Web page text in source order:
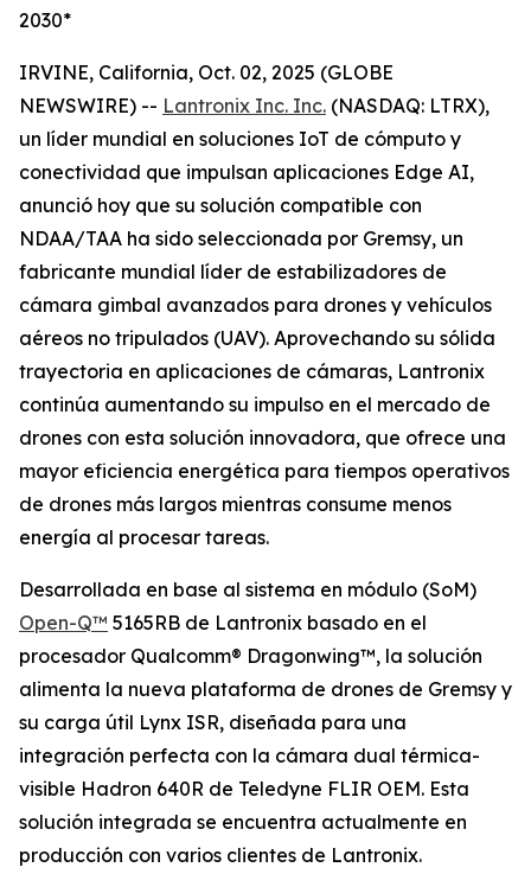
2030*
IRVINE, California, Oct. 02, 2025 (GLOBE
NEWSWIRE) -- Lantronix Inc. Inc. (NASDAQ: LTRX),
un líder mundial en soluciones IoT de cómputo y
conectividad que impulsan aplicaciones Edge AI,
anunció hoy que su solución compatible con
NDAA/TAA ha sido seleccionada por Gremsy, un
fabricante mundial líder de estabilizadores de
cámara gimbal avanzados para drones y vehículos
aéreos no tripulados (UAV). Aprovechando su sólida
trayectoria en aplicaciones de cámaras, Lantronix
continúa aumentando su impulso en el mercado de
drones con esta solución innovadora, que ofrece una
mayor eficiencia energética para tiempos operativos
de drones más largos mientras consume menos
energía al procesar tareas.
Desarrollada en base al sistema en módulo (SoM)
Open-Q™ 5165RB de Lantronix basado en el
procesador Qualcomm® Dragonwing™, la solución
alimenta la nueva plataforma de drones de Gremsy y
su carga útil Lynx ISR, diseñada para una
integración perfecta con la cámara dual térmica-
visible Hadron 640R de Teledyne FLIR OEM. Esta
solución integrada se encuentra actualmente en
producción con varios clientes de Lantronix.